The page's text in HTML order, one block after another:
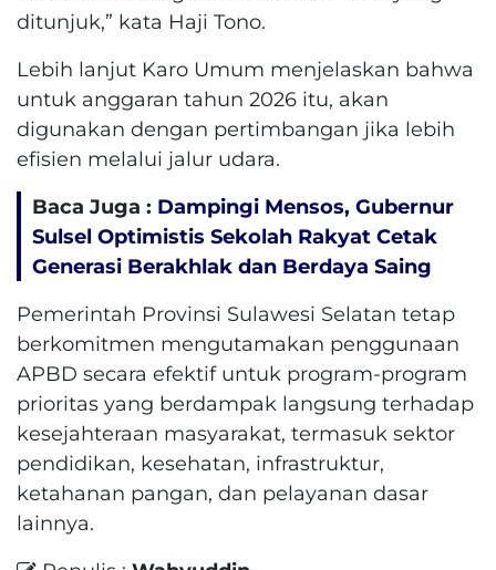
ditunjuk,” kata Haji Tono.
Lebih lanjut Karo Umum menjelaskan bahwa
untuk anggaran tahun 2026 itu, akan
digunakan dengan pertimbangan jika lebih
efisien melalui jalur udara.
Baca Juga : Dampingi Mensos, Gubernur
Sulsel Optimistis Sekolah Rakyat Cetak
Generasi Berakhlak dan Berdaya Saing
Pemerintah Provinsi Sulawesi Selatan tetap
berkomitmen mengutamakan penggunaan
APBD secara efektif untuk program-program
prioritas yang berdampak langsung terhadap
kesejahteraan masyarakat, termasuk sektor
pendidikan, kesehatan, infrastruktur,
ketahanan pangan, dan pelayanan dasar
lainnya.